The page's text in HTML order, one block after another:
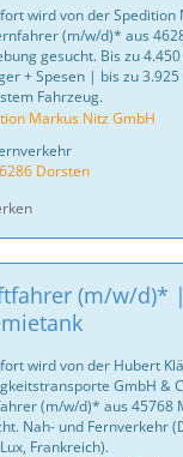
wird von der Spedition
(m/w/d)* aus
gesucht. Bis zu
+ Spesen | bis zu
Fahrzeug.
Markus Nitz GmbH
Dorsten
(m/w/d)*
wird von der Hubert
GmbH &
(m/w/d)* aus 45768
Nah- und Fernverkehr
Frankreich).